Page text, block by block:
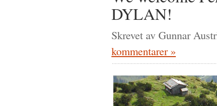
DYLAN!
Skrevet av Gunnar
kommentarer »